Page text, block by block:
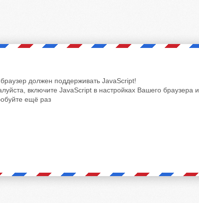
должен поддерживать JavaScript!
включите JavaScript в настройках Вашего браузера и
ещё раз